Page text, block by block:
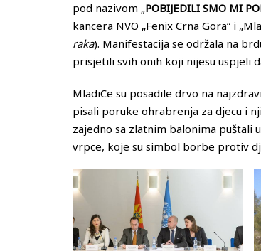
pod nazivom „POBIJEDILI SMO MI
kancera NVO „Fenix Crna Gora“ i
raka). Manifestacija se održala na
prisjetili svih onih koji nijesu uspjeli
MladiCe su posadile drvo na
pisali poruke ohrabrenja za djecu i
zajedno sa zlatnim balonima puštali
vrpce, koje su simbol borbe protiv